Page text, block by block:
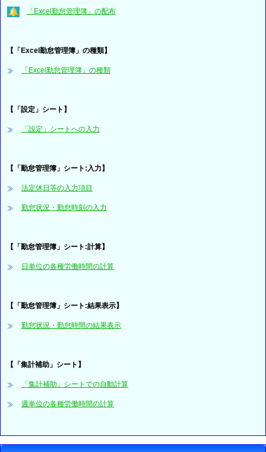
「Excel勤怠管理簿」の配布
【「Excel勤怠管理簿」の種類】
「Excel勤怠管理簿」の種類
【「設定」シート】
「設定」シートへの入力
【「勤怠管理簿」シート:入力】
法定休日等の入力項目
勤怠状況・勤怠時刻の入力
【「勤怠管理簿」シート:計算】
日単位の各種労働時間の計算
【「勤怠管理簿」シート:結果表示】
勤怠状況・勤怠時間の結果表示
【「集計補助」シート】
「集計補助」シートでの自動計算
週単位の各種労働時間の計算